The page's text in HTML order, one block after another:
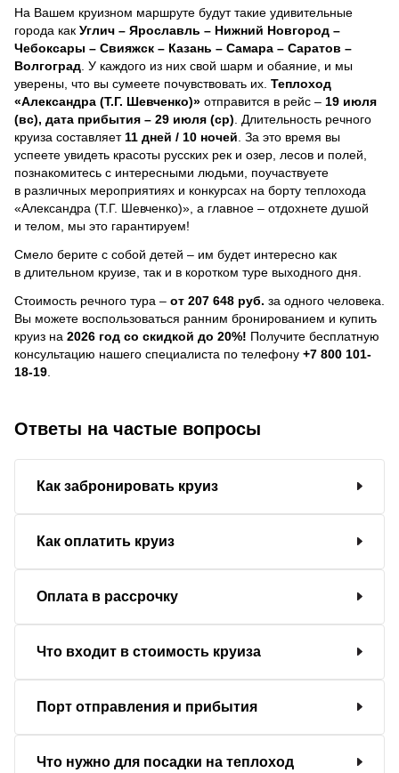
На Вашем круизном маршруте будут такие удивительные
города как Углич – Ярославль – Нижний Новгород –
Чебоксары – Свияжск – Казань – Самара – Саратов –
Волгоград . У каждого из них свой шарм и обаяние, и мы
уверены, что вы сумеете почувствовать их. Теплоход
«Александра (Т.Г. Шевченко)» отправится в рейс – 19 июля
(вс), дата прибытия – 29 июля (ср) . Длительность речного
круиза составляет 11 дней / 10 ночей За это время вы
успеете увидеть красоты русских рек и озер, лесов и полей,
познакомитесь с интересными людьми, поучаствуете
в различных мероприятиях и конкурсах на борту теплохода
«Александра (Т.Г. Шевченко)», а главное – отдохнете душой
и телом, мы это гарантируем!
Смело берите с собой детей – им будет интересно как
в длительном круизе, так и в коротком туре выходного дня.
Стоимость речного тура – от 207 648 руб. за одного человека.
Вы можете воспользоваться ранним бронированием и купить
круиз на 2026 год со скидкой до 20%! Получите бесплатную
консультацию нашего специалиста по телефону +7 800 101-
18-19
Ответы на частые вопросы
Как забронировать круиз
Как оплатить круиз
Оплата в рассрочку
Что входит в стоимость круиза
Порт отправления и прибытия
Что нужно для посадки на теплоход